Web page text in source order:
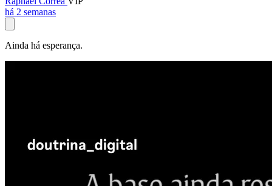
há 2 semanas
Ainda há esperança.